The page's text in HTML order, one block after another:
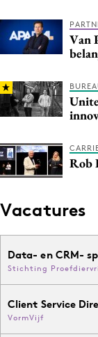
Media
Merkstrategie
Programmatic
Purpose Marketing
Van
Rob
Vacatures
Data- en CRM-
Stichting
Client Service
VormVijf